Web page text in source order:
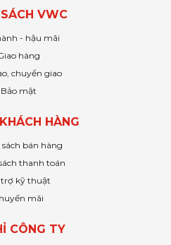
VWC
- hậu mãi
hàng
chuyển giao
Bảo mật
HÀNG
bán hàng
thanh toán
trợ kỹ thuật
mãi
CÔNG TY